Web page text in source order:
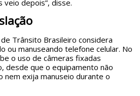
depois”, disse.
Trânsito Brasileiro considera
ou manuseando telefone celular. No
o uso de câmeras fixadas
desde que o equipamento não
nem exija manuseio durante o